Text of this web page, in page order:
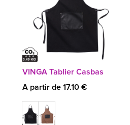
VINGA Tablier Casbas
A partir de 17.10 €